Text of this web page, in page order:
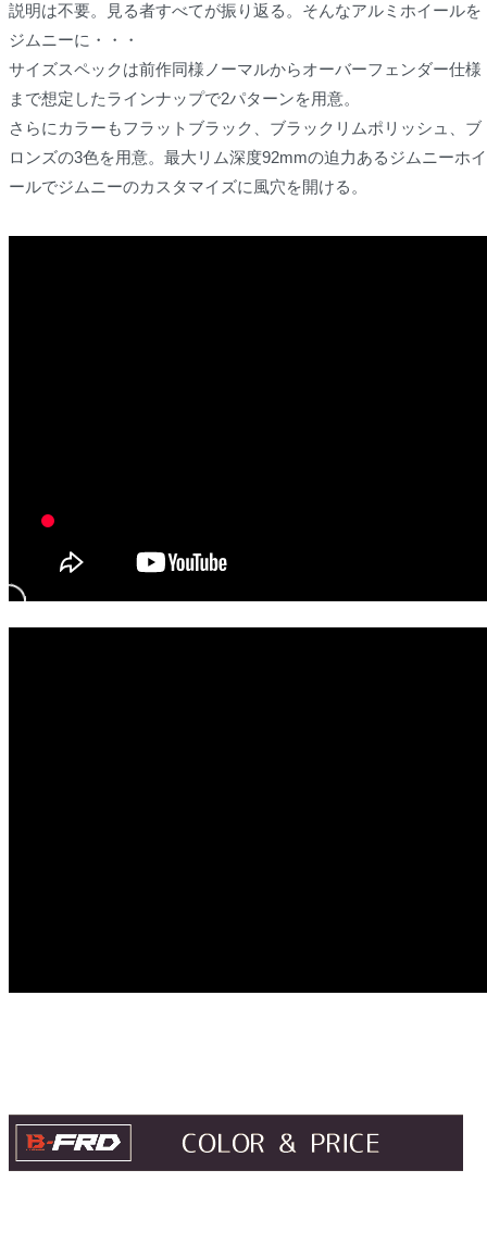
説明は不要。見る者すべてが振り返る。そんなアルミホイールを
ジムニーに・・・
サイズスペックは前作同様ノーマルからオーバーフェンダー仕様
まで想定したラインナップで2パターンを用意。
さらにカラーもフラットブラック、ブラックリムポリッシュ、ブ
ロンズの3色を用意。最大リム深度92mmの迫力あるジムニーホイ
ールでジムニーのカスタマイズに風穴を開ける。